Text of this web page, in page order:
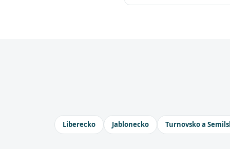
Liberecko Jablonecko Turnovsko a